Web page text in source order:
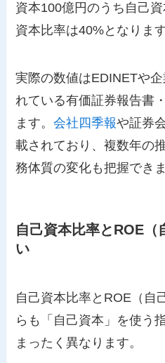
資本100億円のうち自己
資本比率は40%となります
実際の数値はEDINETや
れている有価証券報告書
ます。会社四季報や証券
載されており、複数年の
務体質の変化も把握できま
自己資本比率とROE（
い
自己資本比率とROE（自
らも「自己資本」を使う
まったく異なります。